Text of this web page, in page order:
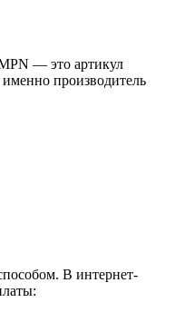
— это артикул
производитель
В интернет-